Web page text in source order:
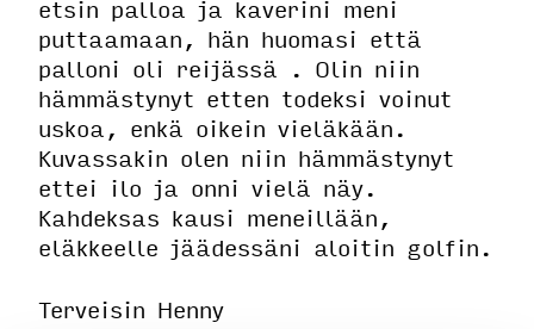
etsin palloa ja kaverini meni
puttaamaan, hän huomasi että
palloni oli reijässä . Olin niin
hämmästynyt etten todeksi voinut
uskoa, enkä oikein vieläkään.
Kuvassakin olen niin hämmästynyt
ettei ilo ja onni vielä näy.
Kahdeksas kausi meneillään,
eläkkeelle jäädessäni aloitin golfin.
Terveisin Henny